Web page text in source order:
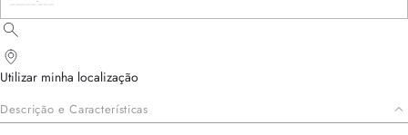
Utilizar minha localização
Descrição e Características